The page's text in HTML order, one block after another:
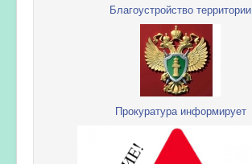
Благоустройство территории
Прокуратура информирует